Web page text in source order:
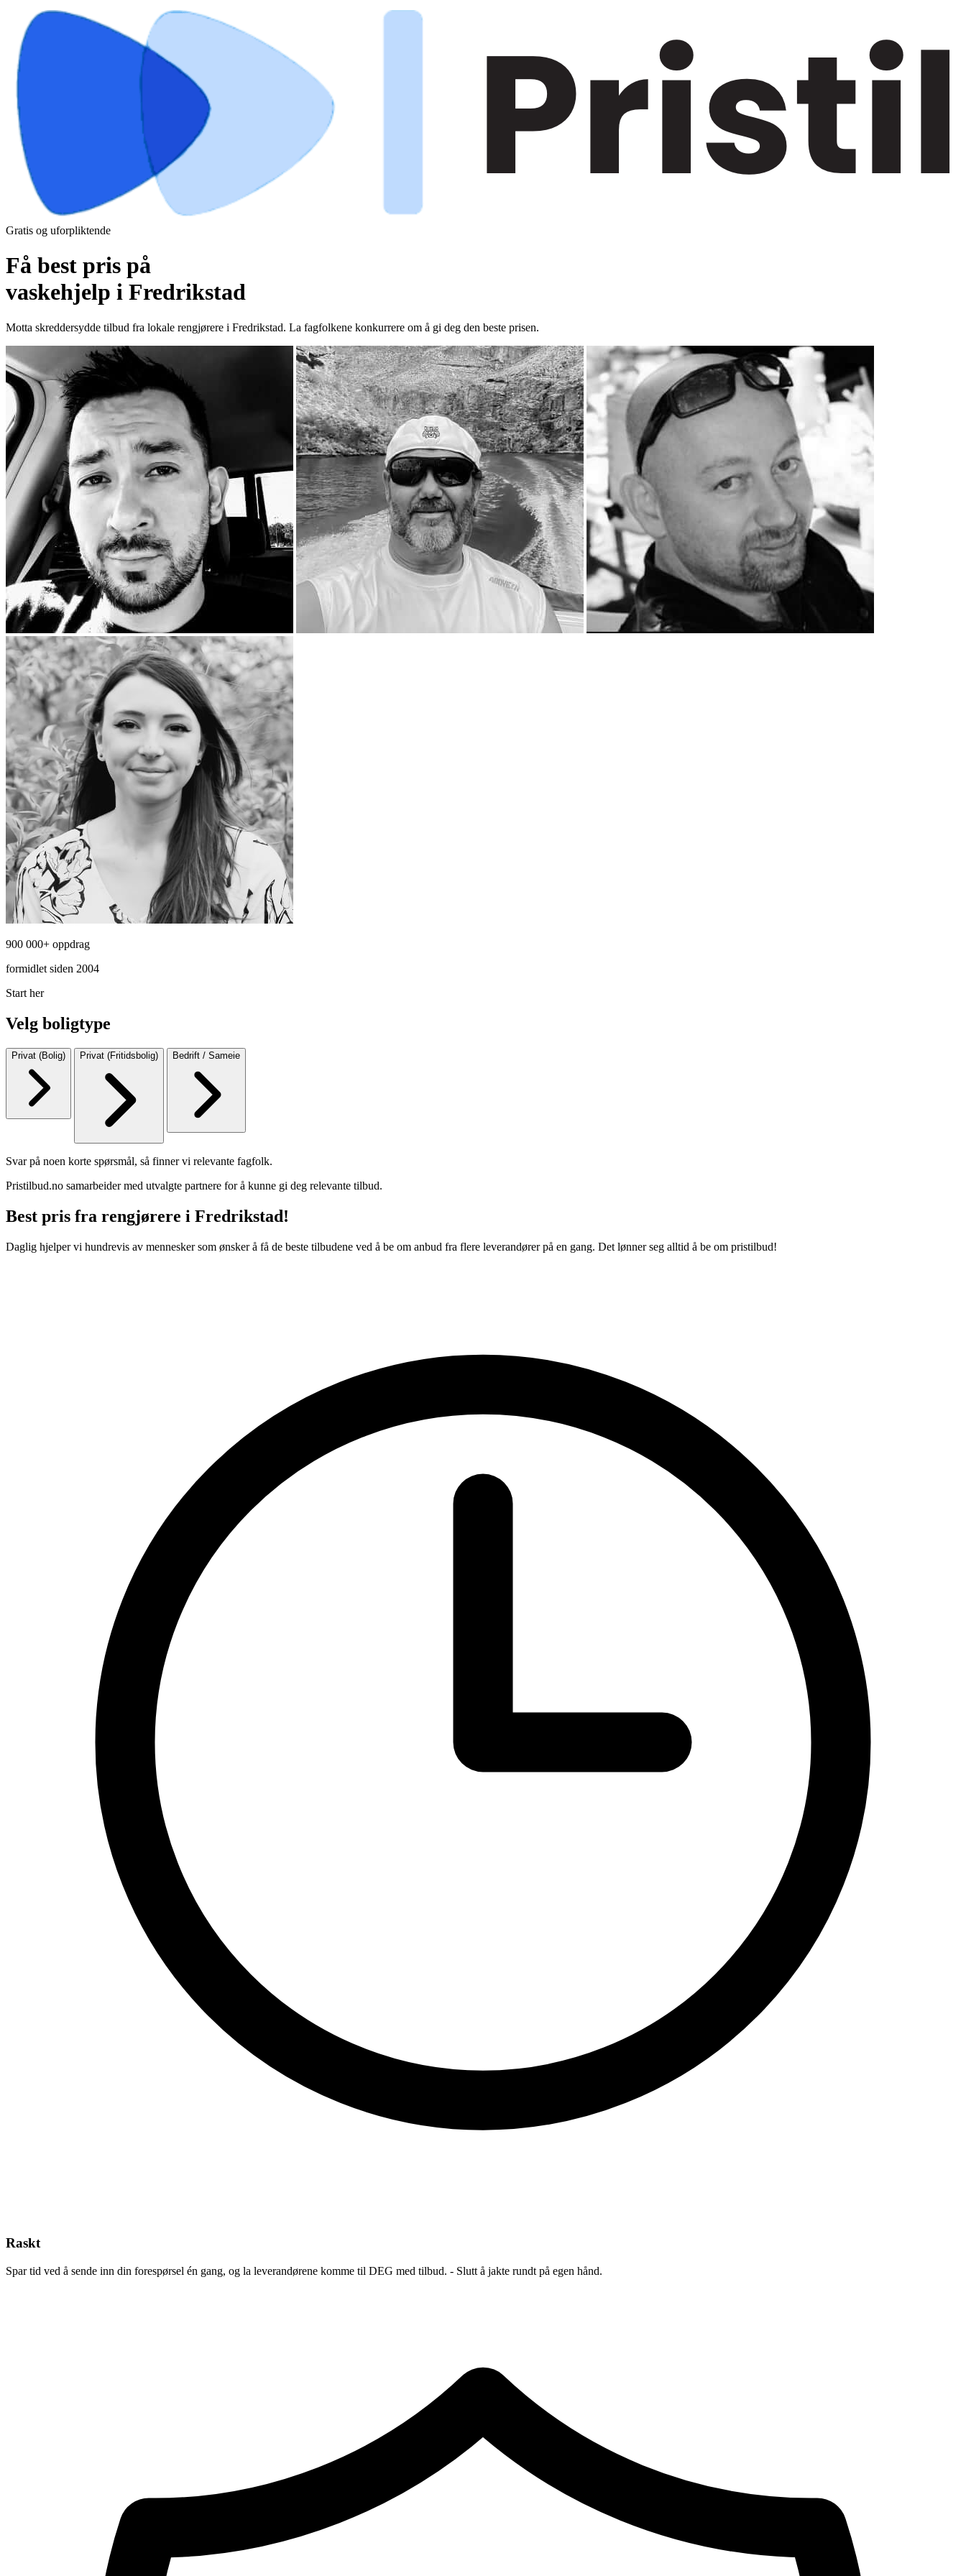
Gratis og uforpliktende
Få best pris på
vaskehjelp i Fredrikstad
Motta skreddersydde tilbud fra lokale rengjørere i Fredrikstad. La fagfolkene konkurrere om å gi deg den beste prisen.
900 000+ oppdrag
formidlet siden 2004
Start her
Velg boligtype
Privat (Bolig) Privat (Fritidsbolig) Bedrift / Sameie
Svar på noen korte spørsmål, så finner vi relevante fagfolk.
Pristilbud.no samarbeider med utvalgte partnere for å kunne gi deg relevante tilbud.
Best pris fra rengjørere i Fredrikstad!
Daglig hjelper vi hundrevis av mennesker som ønsker å få de beste tilbudene ved å be om anbud fra flere leverandører på en gang. Det lønner seg alltid å be om pristilbud!
Raskt
Spar tid ved å sende inn din forespørsel én gang, og la leverandørene komme til DEG med tilbud. - Slutt å jakte rundt på egen hånd.